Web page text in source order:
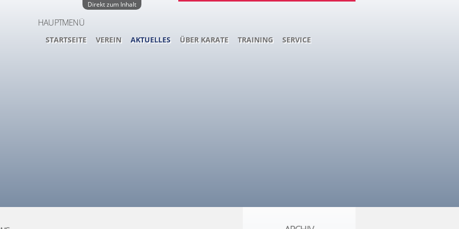
Direkt zum Inhalt
HAUPTMENÜ
STARTSEITE VEREIN AKTUELLES ÜBER KARATE TRAINING SERVICE